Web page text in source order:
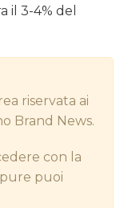
il 3-4% del
riservata ai
Brand News.
con la
puoi